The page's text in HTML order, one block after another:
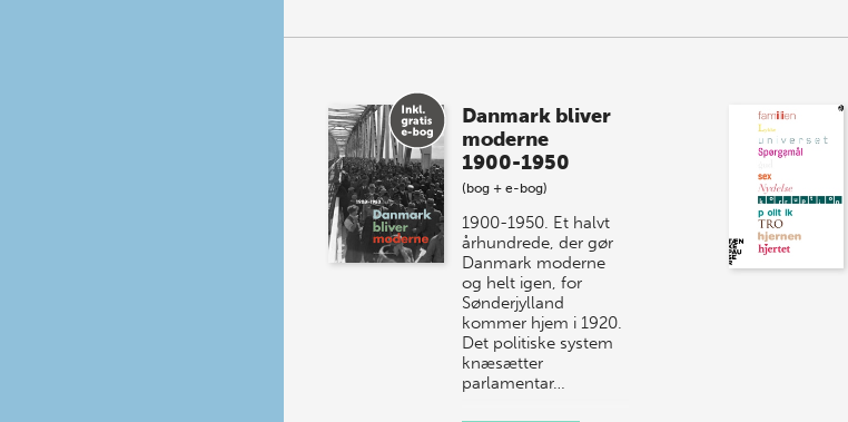
Danmark bliver
moderne
1900-1950
(bog + e-bog)
1900-1950. Et halvt
århundrede, der gør
Danmark moderne
og helt igen, for
Sønderjylland
kommer hjem i 1920.
Det politiske system
knæsætter
parlamentar…